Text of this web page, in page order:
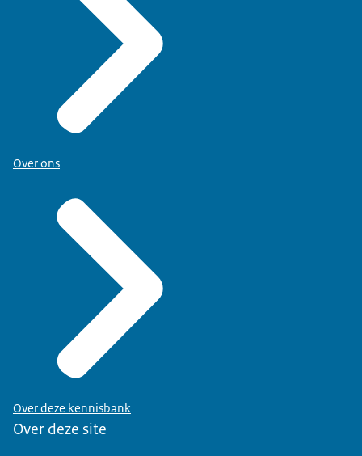
Over ons
Over deze kennisbank
Over deze site